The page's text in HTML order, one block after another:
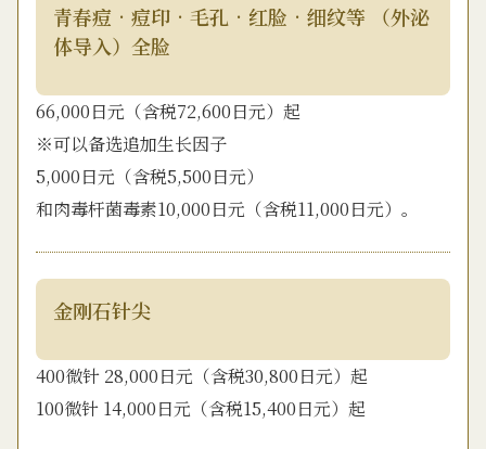
青春痘•痘印•毛孔•红脸•细纹等 （外泌
体导入）全脸
66,000日元（含税72,600日元）起
※可以备选追加生长因子
5,000日元（含税5,500日元）
和肉毒杆菌毒素10,000日元（含税11,000日元）。
金刚石针尖
400微针 28,000日元（含税30,800日元）起
100微针 14,000日元（含税15,400日元）起